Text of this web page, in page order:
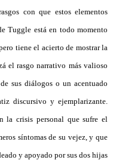
con que estos elementos
Tuggle está en todo momento
tiene el acierto de mostrar la
el rasgo narrativo más valioso
sus diálogos o un acentuado
discursivo y ejemplarizante.
la crisis personal que sufre el
síntomas de su vejez, y que
y apoyado por sus dos hijas